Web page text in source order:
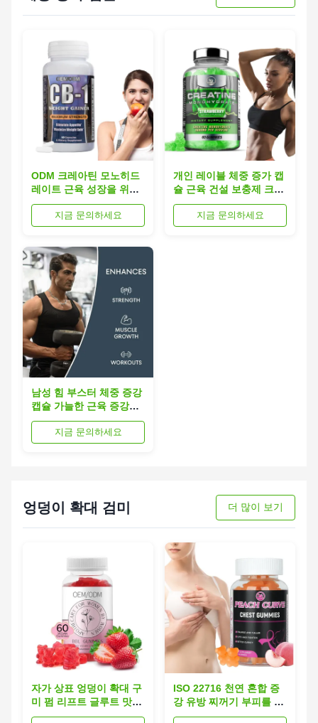
ODM 크레아틴 모노히드
레이트 근육 성장을 위한
체중 증가 캡슐
지금 문의하세요
개인 레이블 체중 증가 캡
슐 근육 건설 보충제 크레
아틴 단수분 성인용
지금 문의하세요
남성 힘 부스터 체중 증강
캡슐 가늘한 근육 증강
OEM 로고
지금 문의하세요
엉덩이 확대 검미 더 많이 보기
자가 상표 엉덩이 확대 구
미 펌 리프트 글루트 맛있
는 천연 포뮬러
ISO 22716 천연 혼합 증
강 유방 찌꺼기 부피를 증
가